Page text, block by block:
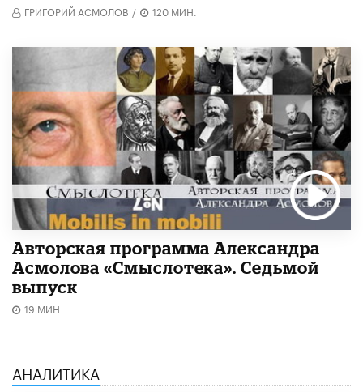
ГРИГОРИЙ АСМОЛОВ / 120 МИН.
Авторская программа Александра
Асмолова «Смыслотека». Седьмой
выпуск
19 МИН.
АНАЛИТИКА